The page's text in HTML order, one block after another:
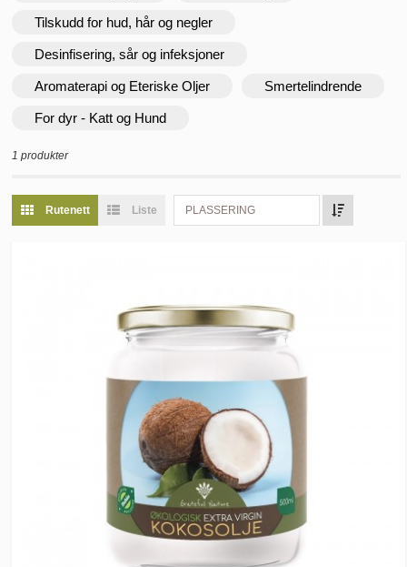
Tilskudd for hud, hår og negler
Desinfisering, sår og infeksjoner
Aromaterapi og Eteriske Oljer Smertelindrende
For dyr - Katt og Hund
1 produkter
Rutenett Liste PLASSERING